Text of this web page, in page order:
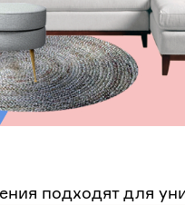
подходят для